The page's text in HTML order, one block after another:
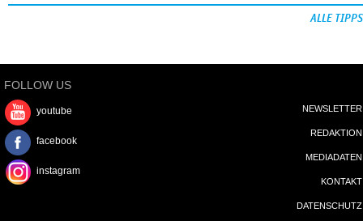
ALLE TIPPS
FOLLOW US
youtube
facebook
instagram
NEWSLETTER
REDAKTION
MEDIADATEN
KONTAKT
DATENSCHUTZ